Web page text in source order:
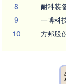
8 耐科装
9 一博科
10 方邦股